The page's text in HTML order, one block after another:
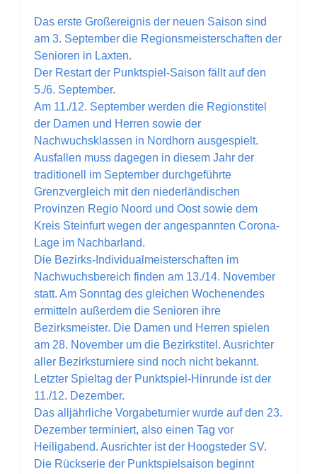
Das erste Großereignis der neuen Saison sind
am 3. September die Regionsmeisterschaften der
Senioren in Laxten.
Der Restart der Punktspiel-Saison fällt auf den
5./6. September.
Am 11./12. September werden die Regionstitel
der Damen und Herren sowie der
Nachwuchsklassen in Nordhorn ausgespielt.
Ausfallen muss dagegen in diesem Jahr der
traditionell im September durchgeführte
Grenzvergleich mit den niederländischen
Provinzen Regio Noord und Oost sowie dem
Kreis Steinfurt wegen der angespannten Corona-
Lage im Nachbarland.
Die Bezirks-Individualmeisterschaften im
Nachwuchsbereich finden am 13./14. November
statt. Am Sonntag des gleichen Wochenendes
ermitteln außerdem die Senioren ihre
Bezirksmeister. Die Damen und Herren spielen
am 28. November um die Bezirkstitel. Ausrichter
aller Bezirksturniere sind noch nicht bekannt.
Letzter Spieltag der Punktspiel-Hinrunde ist der
11./12. Dezember.
Das alljährliche Vorgabeturnier wurde auf den 23.
Dezember terminiert, also einen Tag vor
Heiligabend. Ausrichter ist der Hoogsteder SV.
Die Rückserie der Punktspielsaison beginnt